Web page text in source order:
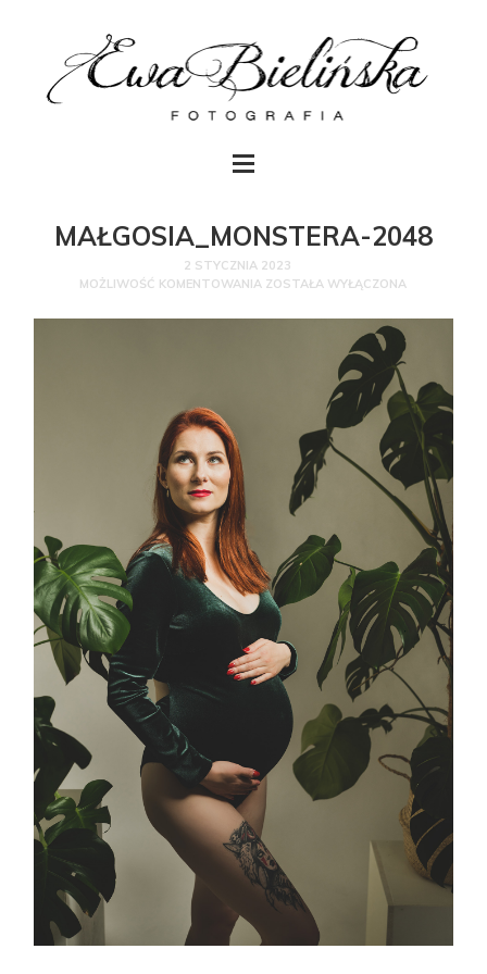
MAŁGOSIA_MONSTERA-2048
2 STYCZNIA 2023
MOŻLIWOŚĆ KOMENTOWANIA ZOSTAŁA WYŁĄCZONA